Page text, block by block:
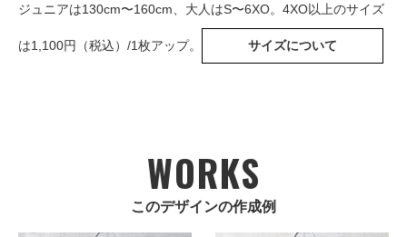
ジュニアは130cm〜160cm、大人はS〜6XO。4XO以上のサイズ
は1,100円（税込）/1枚アップ。 サイズについて
WORKS
このデザインの作成例